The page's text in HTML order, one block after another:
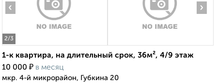
2/3
‹ ›
1-к квартира, на длительный срок, 36м², 4/9 этаж
10 000 ₽ в месяц
мкр. 4-й микрорайон, Губкина 20